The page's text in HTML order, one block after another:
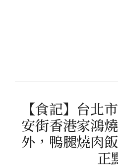
【食記】台北
安街香港家鴻
外，鴨腿燒肉
正